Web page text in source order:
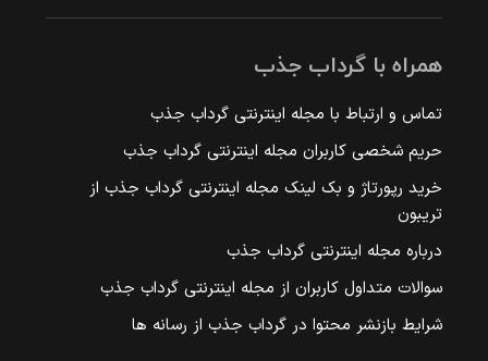
همراه با گرداب جذب
تماس و ارتباط با مجله اینترنتی گرداب جذب
حریم شخصی کاربران مجله اینترنتی گرداب جذب
خرید رپورتاژ و بک لینک مجله اینترنتی گرداب جذب از
تریبون
درباره مجله اینترنتی گرداب جذب
سوالات متداول کاربران از مجله اینترنتی گرداب جذب
شرایط بازنشر محتوا در گرداب جذب از رسانه ها